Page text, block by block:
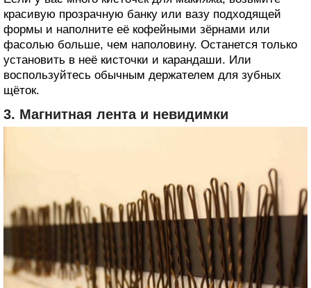
красивую прозрачную банку или вазу подходящей
формы и наполните её кофейными зёрнами или
фасолью больше, чем наполовину. Останется только
установить в неё кисточки и карандаши. Или
воспользуйтесь обычным держателем для зубных
щёток.
3. Магнитная лента и невидимки